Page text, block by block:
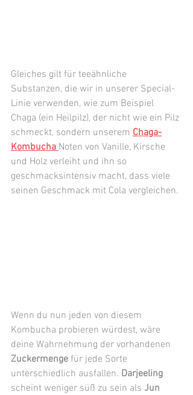
Gleiches gilt für teeähnliche
Substanzen, die wir in unserer Special-
Linie verwenden, wie zum Beispiel
Chaga (ein Heilpilz), der nicht wie ein Pilz
schmeckt, sondern unserem Chaga-
Kombucha Noten von Vanille, Kirsche
und Holz verleiht und ihn so
geschmacksintensiv macht, dass viele
seinen Geschmack mit Cola vergleichen.
Wenn du nun jeden von diesem
Kombucha probieren würdest, wäre
deine Wahrnehmung der vorhandenen
Zuckermenge für jede Sorte
unterschiedlich ausfallen. Darjeeling
scheint weniger süß zu sein als Jun